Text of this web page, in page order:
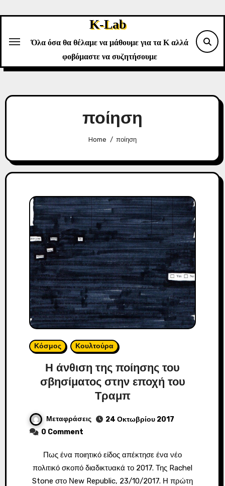
K-Lab
Όλα όσα θα θέλαμε να μάθουμε για τα Κ αλλά
φοβόμαστε να συζητήσουμε
ποίηση
Home ποίηση
Κόσμος Κουλτούρα
Η άνθιση της ποίησης του
σβησίματος στην εποχή του
Τραμπ
Μεταφράσεις
24 Οκτωβρίου 2017
0 Comment
Πως ένα ποιητικό είδος απέκτησε ένα νέο
πολιτικό σκοπό διαδικτυακά το 2017. Της Rachel
Stone στο Νew Republic, 23/10/2017. Η πρώτη